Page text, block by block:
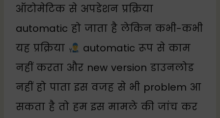
ऑटोमेटिक से अपडेशन प्रक्रिया
automatic हो जाता है लेकिन कभी-कभी
यह प्रक्रिया
automatic रूप से काम
नहीं करता और new version डाउनलोड
नहीं हो पाता इस वजह से भी problem आ
सकता है तो हम इस मामले की जांच कर